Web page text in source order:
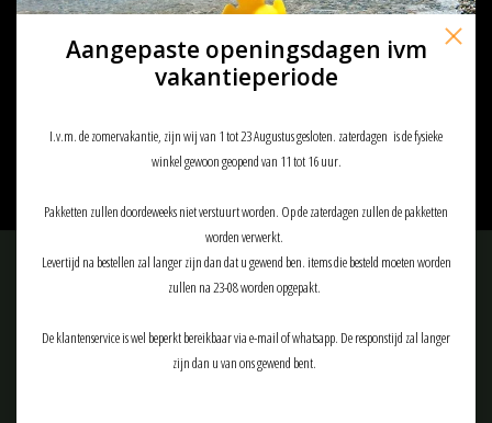
101 inc Embleem stof vlag Belgie
Meld je aan voor onze nieuwsbrief:
Aangepaste openingsdagen ivm
vakantieperiode
I.v.m. de zomervakantie, zijn wij van 1 tot 23 Augustus gesloten. zaterdagen is de fysieke
winkel gewoon geopend van 11 tot 16 uur.
Pakketten zullen doordeweeks niet verstuurt worden. Op de zaterdagen zullen de pakketten
worden verwerkt.
Levertijd na bestellen zal langer zijn dan dat u gewend ben. items die besteld moeten worden
zullen na 23-08 worden opgepakt.
De klantenservice is wel beperkt bereikbaar via e-mail of whatsapp. De responstijd zal langer
zijn dan u van ons gewend bent.